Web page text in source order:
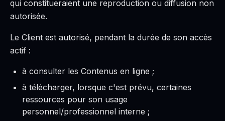
qui constitueraient une reproduction ou diffusion non
autorisée.
Le Client est autorisé, pendant la durée de son accès
actif :
à consulter les Contenus en ligne ;
à télécharger, lorsque c'est prévu, certaines
ressources pour son usage
personnel/professionnel interne ;